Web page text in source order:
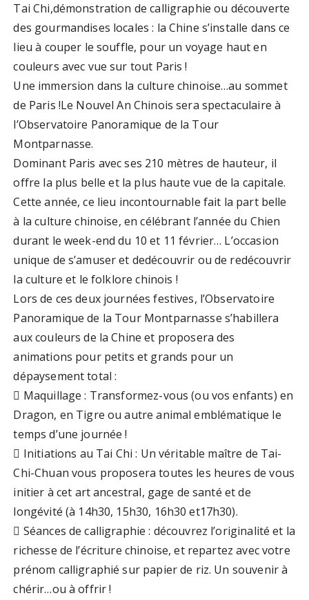
Tai Chi,démonstration de calligraphie ou découverte
des gourmandises locales : la Chine s’installe dans ce
lieu à couper le souffle, pour un voyage haut en
couleurs avec vue sur tout Paris !
Une immersion dans la culture chinoise…au sommet
de Paris !Le Nouvel An Chinois sera spectaculaire à
l’Observatoire Panoramique de la Tour
Montparnasse.
Dominant Paris avec ses 210 mètres de hauteur, il
offre la plus belle et la plus haute vue de la capitale.
Cette année, ce lieu incontournable fait la part belle
à la culture chinoise, en célébrant l’année du Chien
durant le week-end du 10 et 11 février… L’occasion
unique de s’amuser et dedécouvrir ou de redécouvrir
la culture et le folklore chinois !
Lors de ces deux journées festives, l’Observatoire
Panoramique de la Tour Montparnasse s’habillera
aux couleurs de la Chine et proposera des
animations pour petits et grands pour un
dépaysement total :
 Maquillage : Transformez-vous (ou vos enfants) en
Dragon, en Tigre ou autre animal emblématique le
temps d’une journée !
 Initiations au Tai Chi : Un véritable maître de Tai-
Chi-Chuan vous proposera toutes les heures de vous
initier à cet art ancestral, gage de santé et de
longévité (à 14h30, 15h30, 16h30 et17h30).
 Séances de calligraphie : découvrez l’originalité et la
richesse de l’écriture chinoise, et repartez avec votre
prénom calligraphié sur papier de riz. Un souvenir à
chérir…ou à offrir !